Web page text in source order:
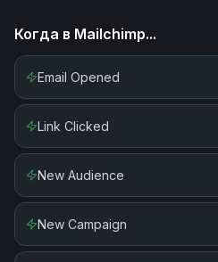
Когда в Mailchimp...
Email Opened
Link Clicked
New Audience
New Campaign